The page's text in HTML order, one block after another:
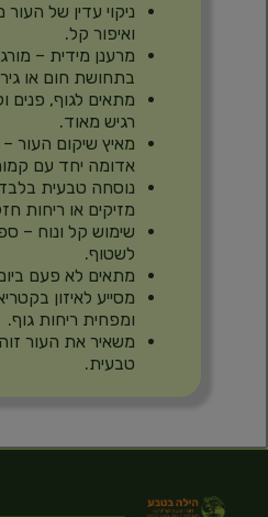
ניקוי עדין של
ואיפור קל.
מרענן מידית –
בתחושת חום או
מתאים לגוף, פנים
רגיש מאוד.
מאיץ שיקום העור
אדומה יחד עם
נוסחה טבעית
מזיקים או ריחות
שימוש קל ונוח –
לשטוף.
מתאים לא פעם
מסייע לאיזון
ומפחית ריחות גוף.
משאיר את העור
טבעית.